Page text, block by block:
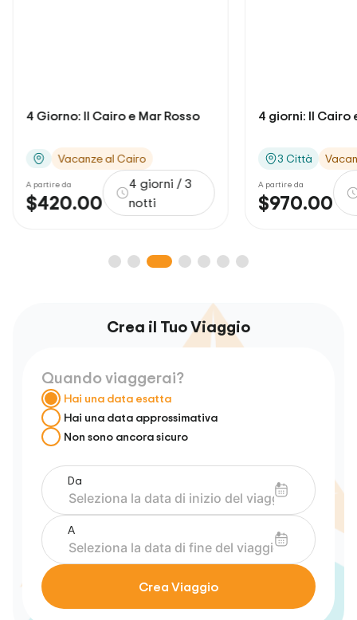
4 Giorno: Il Cairo e Mar Rosso
Vacanze al Cairo
A partire da
$420.00
4 giorni / 3
notti
4 giorni: Il Cairo
3 Città
A partire da
$970.00
Crea il Tuo Viaggio
Quando viaggerai?
Hai una data esatta
Hai una data approssimativa
Non sono ancora sicuro
Da
A
Crea Viaggio